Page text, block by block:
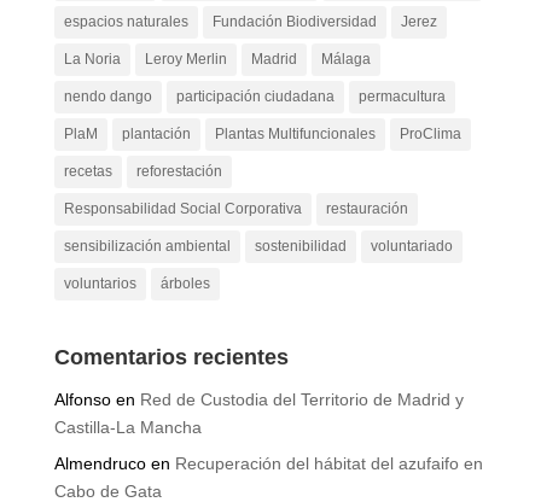
espacios naturales Fundación Biodiversidad Jerez
La Noria Leroy Merlin Madrid Málaga
nendo dango participación ciudadana permacultura
PlaM plantación Plantas Multifuncionales ProClima
recetas reforestación
Responsabilidad Social Corporativa restauración
sensibilización ambiental sostenibilidad voluntariado
voluntarios árboles
Comentarios recientes
Alfonsoen Red de Custodia del Territorio de Madrid y
Castilla-La Mancha
Almendrucoen Recuperación del hábitat del azufaifo en
Cabo de Gata